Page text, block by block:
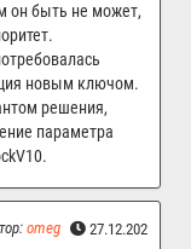
он быть не может,
новым ключом.
решения,
параметра
omeg 27.12.2025